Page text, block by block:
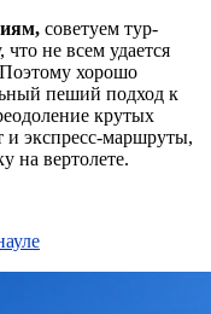
советуем тур-
не всем удается
Поэтому хорошо
пеший подход к
крутых
экспресс-маршруты,
на вертолете.